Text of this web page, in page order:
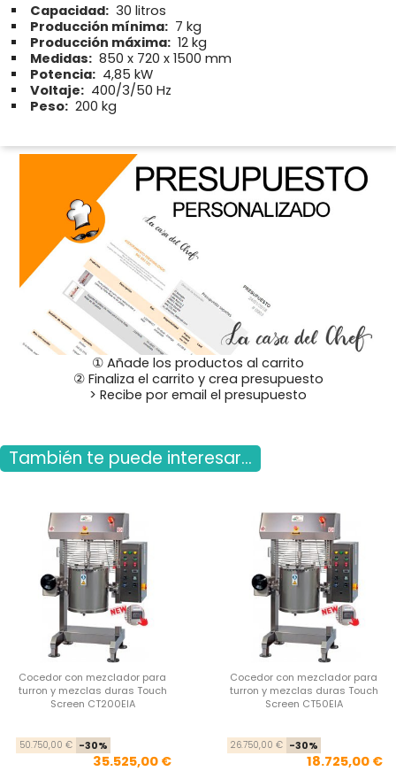
Capacidad: 30 litros
Producción mínima: 7 kg
Producción máxima: 12 kg
Medidas: 850 x 720 x 1500 mm
Potencia: 4,85 kW
Voltaje: 400/3/50 Hz
Peso: 200 kg
① Añade los productos al carrito
② Finaliza el carrito y crea presupuesto
> Recibe por email el presupuesto
También te puede interesar...
Cocedor con mezclador para
turron y mezclas duras Touch
Screen CT200EIA
Precio base
50.750,00 € -30%
35.525,00 €
Cocedor con mezclador para
turron y mezclas duras Touch
Screen CT50EIA
26.750,00 € -30%
18.725,00 €